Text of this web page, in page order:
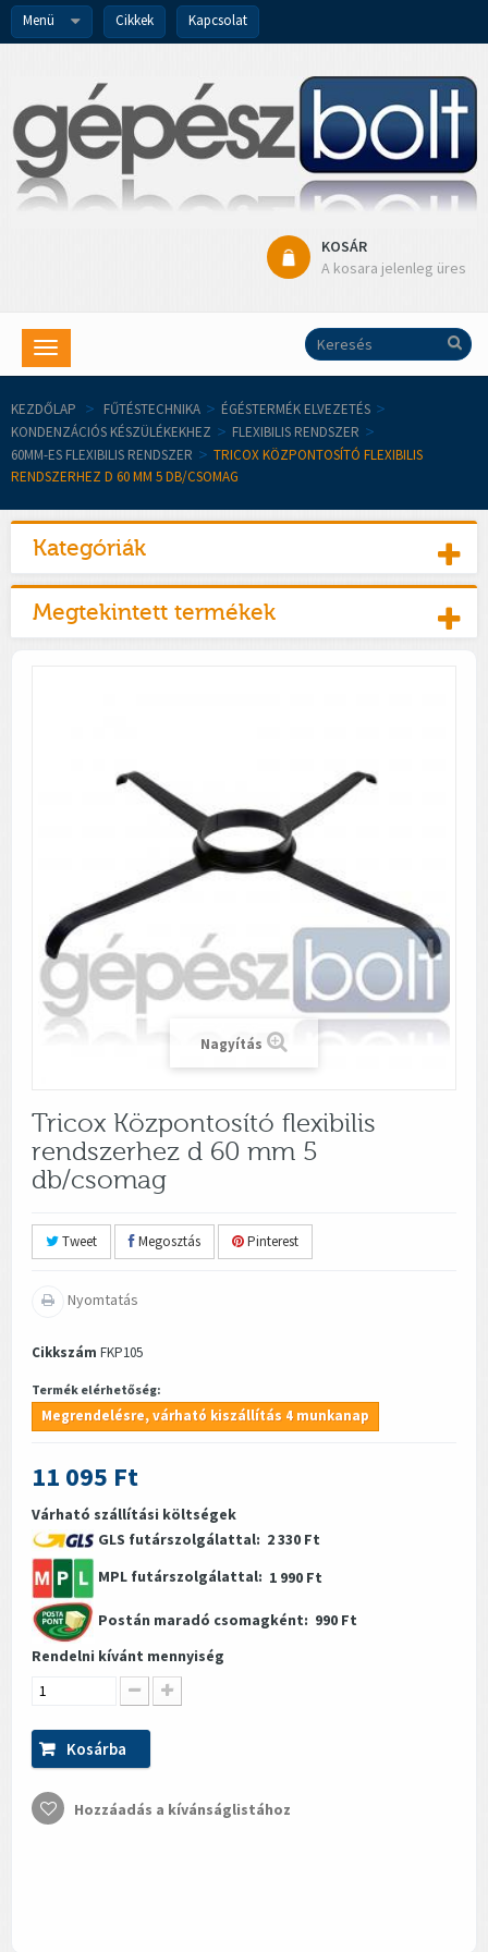
Menü Cikkek Kapcsolat
KOSÁR
A kosara jelenleg üres
Toggle
navigation
KEZDŐLAP > FŰTÉSTECHNIKA > ÉGÉSTERMÉK ELVEZETÉS >
KONDENZÁCIÓS KÉSZÜLÉKEKHEZ > FLEXIBILIS RENDSZER >
60MM-ES FLEXIBILIS RENDSZER > TRICOX KÖZPONTOSÍTÓ FLEXIBILIS
RENDSZERHEZ D 60 MM 5 DB/CSOMAG
Kategóriák
Megtekintett termékek
Nagyítás
Tricox Központosító flexibilis
rendszerhez d 60 mm 5
db/csomag
Tweet Megosztás Pinterest
Nyomtatás
Cikkszám FKP105
Termék elérhetőség:
Megrendelésre, várható kiszállítás 4 munkanap
11 095 Ft
Várható szállítási költségek
GLS futárszolgálattal: 2 330 Ft
MPL futárszolgálattal: 1 990 Ft
Postán maradó csomagként: 990 Ft
Rendelni kívánt mennyiség
Kosárba
Hozzáadás a kívánságlistához